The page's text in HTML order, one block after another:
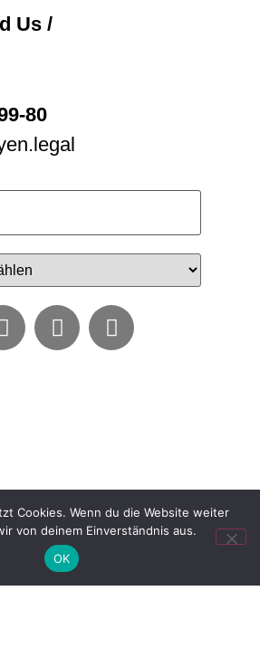
Us /
80
Cookies. Wenn du die Website weiter
von deinem Einverständnis aus.
OK